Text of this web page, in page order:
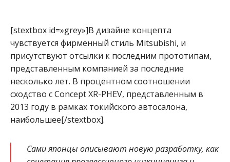
[stextbox id=»grey»]В дизайне концепта
чувствуется фирменный стиль Mitsubishi, и
присутствуют отсылки к последним прототипам,
представленным компанией за последние
несколько лет. В процентном соотношении
сходство с Concept XR-PHEV, представленным в
2013 году в рамках токийского автосалона,
наибольшее[/stextbox].
Сами японцы описывают новую разработку, как